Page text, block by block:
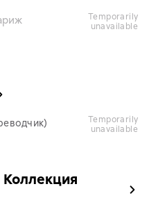
temporarily
unavailable
temporarily
unavailable